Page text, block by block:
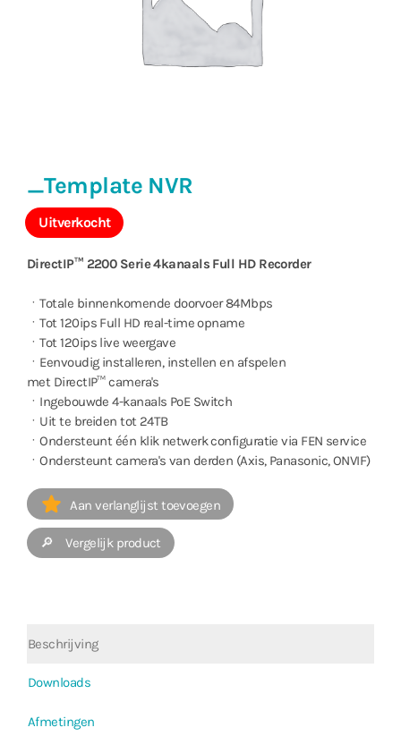
_Template NVR
Uitverkocht
DirectIP™ 2200 Serie 4kanaals Full HD Recorder
ㆍTotale binnenkomende doorvoer 84Mbps
ㆍTot 120ips Full HD real-time opname
ㆍTot 120ips live weergave
ㆍEenvoudig installeren, instellen en afspelen
met DirectIP™ camera's
ㆍIngebouwde 4-kanaals PoE Switch
ㆍUit te breiden tot 24TB
ㆍOndersteunt één klik netwerk configuratie via FEN service
ㆍOndersteunt camera's van derden (Axis, Panasonic, ONVIF)
Aan verlanglijst toevoegen
🔎 Vergelijk product
Beschrijving
Downloads
Afmetingen